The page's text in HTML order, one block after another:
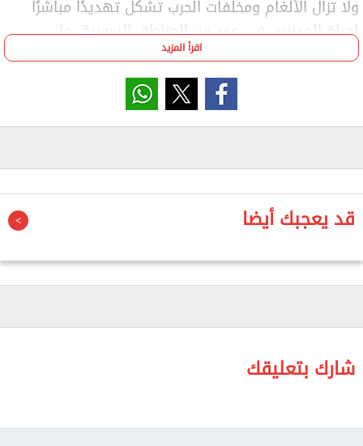
ولا تزال الألغام ومخلفات الحرب تشكل تهديدًا مباشرًا
لحياة المدنيين في عدد من المناطق السورية، ما
يستدعي مواصلة جهود إزالتها وتعزيز التوعية بمخاطرها.
ووثقت الشبكة السورية لحقوق الإنسان في تقرير صدر
2011.
وأوضح التقرير أن الضحايا بينهم 1000 طفل و377 امرأة،
مشيرًا إلى أن خطر هذه المخلفات لا يزال قائمًا رغم
وأضاف التقرير أن الفترة التي أعقبت سقوط النظام
أعداد كبيرة من النازحين إلى منازلهم وأراضيهم الزراعية
التي ما تزال ملوثة بمخلفات الحرب.
اقرأ المزيد
قد يعجبك أيضا
شارك بتعليقك